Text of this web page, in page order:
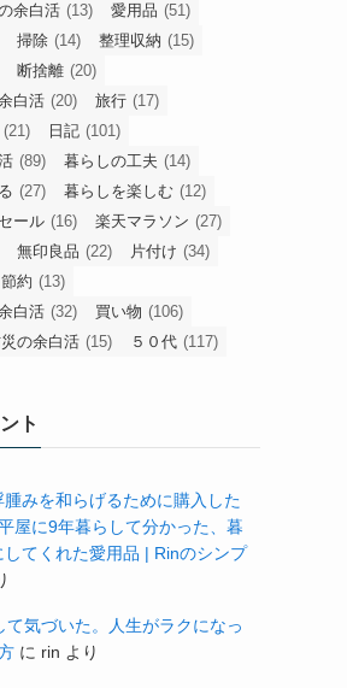
余白活 (13) 愛用品 (51)
掃除 (14) 整理収納 (15)
断捨離 (20)
白活 (20) 旅行 (17)
(21) 日記 (101)
(89) 暮らしの工夫 (14)
(27) 暮らしを楽しむ (12)
ール (16) 楽天マラソン (27)
無印良品 (22) 片付け (34)
節約 (13)
白活 (32) 買い物 (106)
の余白活 (15) ５０代 (117)
ト
腫みを和らげるために購入した
屋に9年暮らして分かった、暮
してくれた愛用品 | Rinのシンプ
て気づいた。人生がラクになっ
に rin より